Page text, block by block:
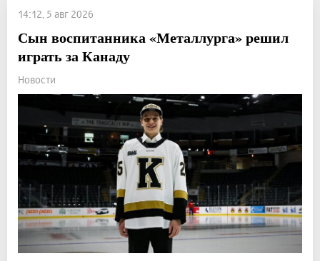
14:12, 5 авг 2026
Сын воспитанника «Металлурга» решил
играть за Канаду
Новости